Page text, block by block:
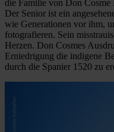
die Familie von Don Cosme
Der Senior ist ein
wie Generationen vor ihm,
fotografieren. Sein
Herzen. Don Cosmes
Erniedrigung die indigene
durch die Spanier 1520 zu